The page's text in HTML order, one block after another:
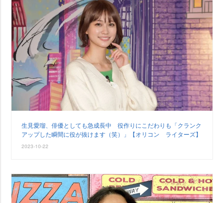
生見愛瑠、俳優としても急成長中 役作りにこだわりも「クランク
アップした瞬間に役が抜けます（笑）」【オリコン ライターズ】
2023-10-22